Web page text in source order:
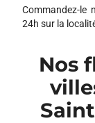
Commandez-le
24h sur la
Nos